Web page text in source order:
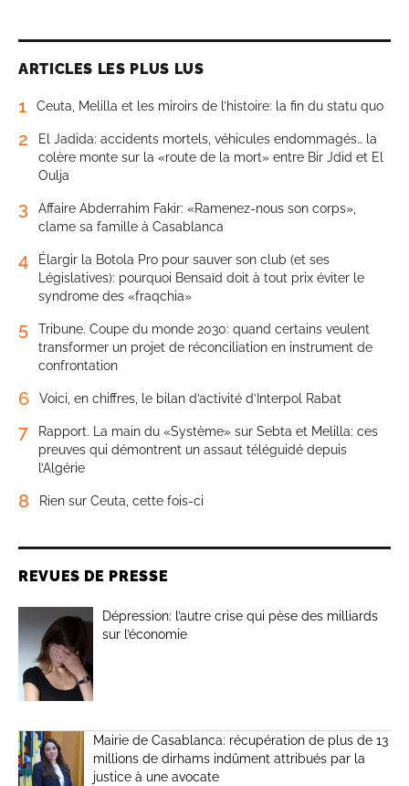
ARTICLES LES PLUS LUS
1 Ceuta, Melilla et les miroirs de l’histoire: la fin du statu quo
2
El Jadida: accidents mortels, véhicules endommagés… la
colère monte sur la «route de la mort» entre Bir Jdid et El
Oulja
3
Affaire Abderrahim Fakir: «Ramenez-nous son corps»,
clame sa famille à Casablanca
4
Élargir la Botola Pro pour sauver son club (et ses
Législatives): pourquoi Bensaïd doit à tout prix éviter le
syndrome des «fraqchia»
5
Tribune. Coupe du monde 2030: quand certains veulent
transformer un projet de réconciliation en instrument de
confrontation
6 Voici, en chiffres, le bilan d’activité d’Interpol Rabat
7
Rapport. La main du «Système» sur Sebta et Melilla: ces
preuves qui démontrent un assaut téléguidé depuis
l’Algérie
8 Rien sur Ceuta, cette fois-ci
REVUES DE PRESSE
Dépression: l’autre crise qui pèse des milliards
sur l’économie
Mairie de Casablanca: récupération de plus de 13
millions de dirhams indûment attribués par la
justice à une avocate